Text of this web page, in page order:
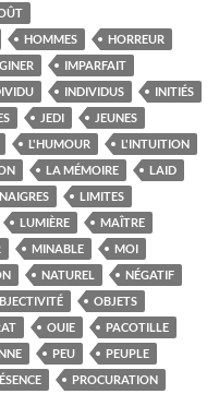
HOMMES
HORREUR
IMPARFAIT
INDIVIDUS
INITIÉS
JEDI
JEUNES
L'HUMOUR
L'INTUITION
LA MÉMOIRE
LAID
LIMITES
LUMIÈRE
MAÎTRE
MINABLE
MOI
NATUREL
NÉGATIF
OBJETS
OUIE
PACOTILLE
PEU
PEUPLE
PROCURATION